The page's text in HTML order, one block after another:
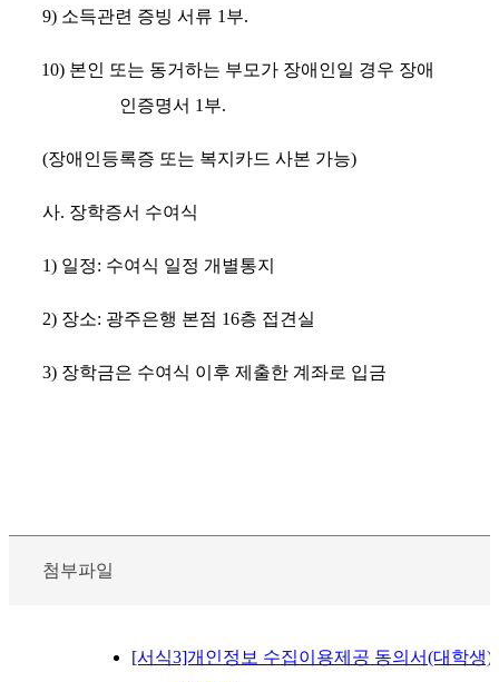
9) 소득관련 증빙 서류 1 부.
10) 본인 또는 동거하는 부모가 장애인일 경우 장애
인증명서 1 부.
(장애인등록증 또는 복지카드 사본 가능)
사. 장학증서 수여식
1) 일정: 수여식 일정 개별통지
2) 장소: 광주은행 본점 16층 접견실
3) 장학금은 수여식 이후 제출한 계좌로 입금
첨부파일
[서식3]개인정보 수집이용제공 동의서(대학생